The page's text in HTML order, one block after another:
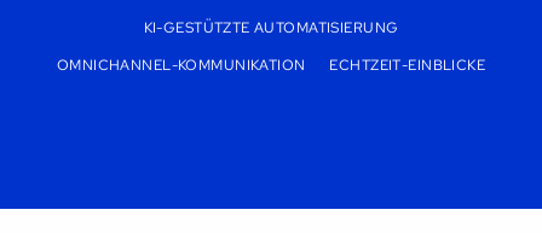
KI-GESTÜTZTE AUTOMATISIERUNG
OMNICHANNEL-KOMMUNIKATION
ECHTZEIT-EINBLICKE